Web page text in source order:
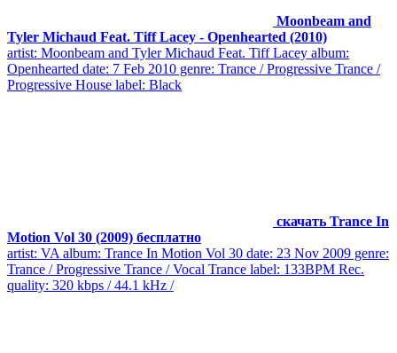
Moonbeam and
Tyler Michaud Feat. Tiff Lacey - Openhearted (2010)
artist: Moonbeam and Tyler Michaud Feat. Tiff Lacey album:
Openhearted date: 7 Feb 2010 genre: Trance / Progressive Trance /
Progressive House label: Black
скачать Trance In
Motion Vol 30 (2009) бесплатно
artist: VA album: Trance In Motion Vol 30 date: 23 Nov 2009 genre:
Trance / Progressive Trance / Vocal Trance label: 133BPM Rec.
quality: 320 kbps / 44.1 kHz /